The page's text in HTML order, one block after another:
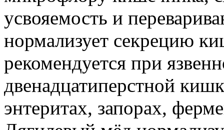
усвояемость и
нормализует секрецию
рекомендуется при
двенадцатиперстной
энтеритах, запорах,